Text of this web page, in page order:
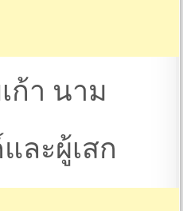
ก้า นาม
ละผู้เสก